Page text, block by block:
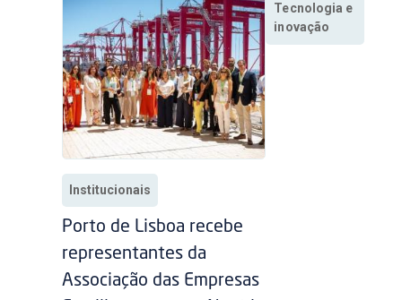
Institucionais
Porto de Lisboa recebe
representantes da
Associação das Empresas
Tecnologia e
inovação